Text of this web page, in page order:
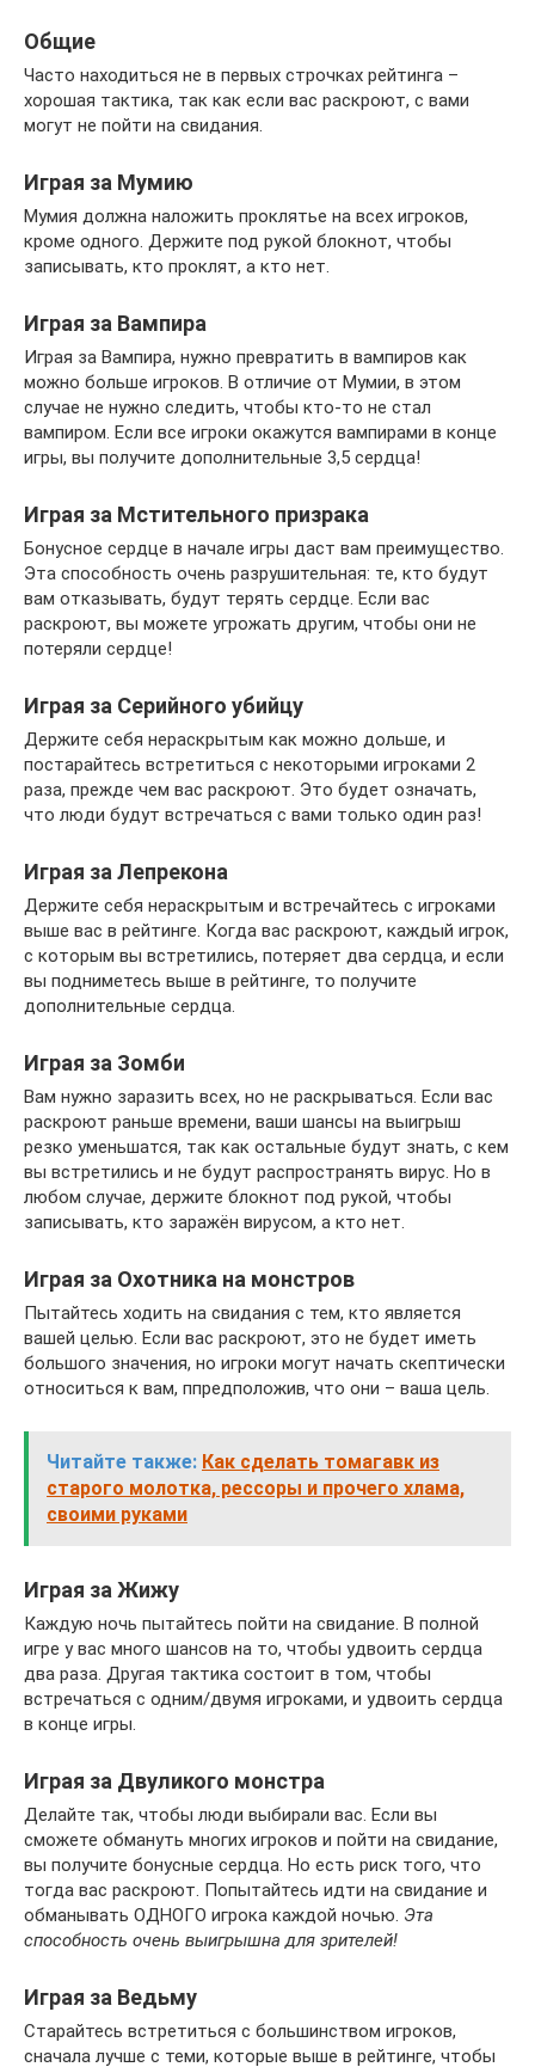
Общие
Часто находиться не в первых строчках рейтинга –
хорошая тактика, так как если вас раскроют, с вами
могут не пойти на свидания.
Играя за Мумию
Мумия должна наложить проклятье на всех игроков,
кроме одного. Держите под рукой блокнот, чтобы
записывать, кто проклят, а кто нет.
Играя за Вампира
Играя за Вампира, нужно превратить в вампиров как
можно больше игроков. В отличие от Мумии, в этом
случае не нужно следить, чтобы кто-то не стал
вампиром. Если все игроки окажутся вампирами в конце
игры, вы получите дополнительные 3,5 сердца!
Играя за Мстительного призрака
Бонусное сердце в начале игры даст вам преимущество.
Эта способность очень разрушительная: те, кто будут
вам отказывать, будут терять сердце. Если вас
раскроют, вы можете угрожать другим, чтобы они не
потеряли сердце!
Играя за Серийного убийцу
Держите себя нераскрытым как можно дольше, и
постарайтесь встретиться с некоторыми игроками 2
раза, прежде чем вас раскроют. Это будет означать,
что люди будут встречаться с вами только один раз!
Играя за Лепрекона
Держите себя нераскрытым и встречайтесь с игроками
выше вас в рейтинге. Когда вас раскроют, каждый игрок,
с которым вы встретились, потеряет два сердца, и если
вы подниметесь выше в рейтинге, то получите
дополнительные сердца.
Играя за Зомби
Вам нужно заразить всех, но не раскрываться. Если вас
раскроют раньше времени, ваши шансы на выигрыш
резко уменьшатся, так как остальные будут знать, с кем
вы встретились и не будут распространять вирус. Но в
любом случае, держите блокнот под рукой, чтобы
записывать, кто заражён вирусом, а кто нет.
Играя за Охотника на монстров
Пытайтесь ходить на свидания с тем, кто является
вашей целью. Если вас раскроют, это не будет иметь
большого значения, но игроки могут начать скептически
относиться к вам, ппредположив, что они – ваша цель.
Читайте также: Как сделать томагавк из
старого молотка, рессоры и прочего хлама,
своими руками
Играя за Жижу
Каждую ночь пытайтесь пойти на свидание. В полной
игре у вас много шансов на то, чтобы удвоить сердца
два раза. Другая тактика состоит в том, чтобы
встречаться с одним/двумя игроками, и удвоить сердца
в конце игры.
Играя за Двуликого монстра
Делайте так, чтобы люди выбирали вас. Если вы
сможете обмануть многих игроков и пойти на свидание,
вы получите бонусные сердца. Но есть риск того, что
тогда вас раскроют. Попытайтесь идти на свидание и
обманывать ОДНОГО игрока каждой ночью. Эта
способность очень выигрышна для зрителей!
Играя за Ведьму
Старайтесь встретиться с большинством игроков,
сначала лучше с теми, которые выше в рейтинге, чтобы